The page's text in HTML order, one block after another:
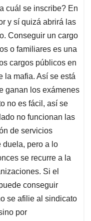
cuál se inscribe? En
y sí quizá abrirá las
Conseguir un cargo
o familiares es una
cargos públicos en
la mafia. Así se está
ganan los exámenes
no es fácil, así se
no funcionan las
de servicios
duela, pero a lo
se recurre a la
Si el
conseguir
se afilie al sindicato
por